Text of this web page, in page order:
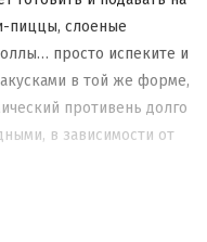
пиццы, слоеные
просто испеките и
в той же форме,
противень долго
в зависимости от
удобно лежат в